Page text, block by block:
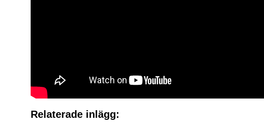
Relaterade inlägg: